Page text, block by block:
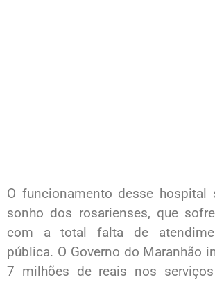
O funcionamento desse hospital
sonho dos rosarienses, que
com a total falta de
pública. O Governo do Maranhão
7 milhões de reais nos